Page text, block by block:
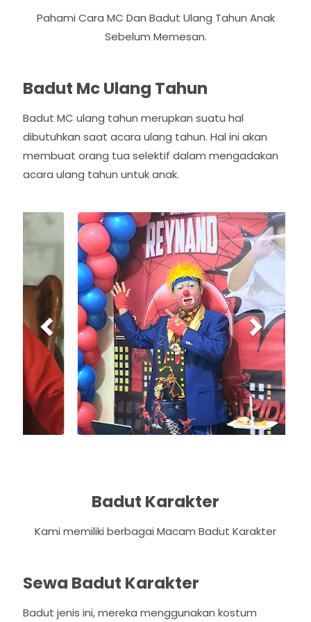
Pahami Cara MC Dan Badut Ulang Tahun Anak
Sebelum Memesan.
Badut Mc Ulang Tahun
Badut MC ulang tahun merupkan suatu hal
dibutuhkan saat acara ulang tahun. Hal ini akan
membuat orang tua selektif dalam mengadakan
acara ulang tahun untuk anak.
P
r
e
v
i
o
u
s
N
e
x
t
Badut Karakter
Kami memiliki berbagai Macam Badut Karakter
Sewa Badut Karakter
Badut jenis ini, mereka menggunakan kostum